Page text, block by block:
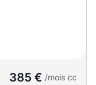
385 € /mois cc